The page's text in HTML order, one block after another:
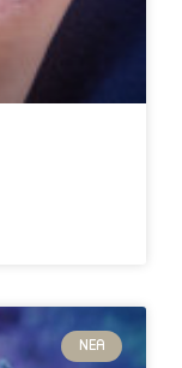
ΝΈΑ